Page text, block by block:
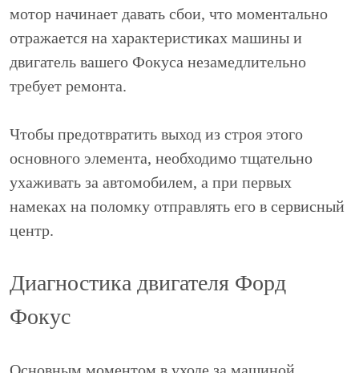
мотор начинает давать сбои, что моментально
отражается на характеристиках машины и
двигатель вашего Фокуса незамедлительно
требует ремонта.
Чтобы предотвратить выход из строя этого
основного элемента, необходимо тщательно
ухаживать за автомобилем, а при первых
намеках на поломку отправлять его в сервисный
центр.
Диагностика двигателя Форд
Фокус